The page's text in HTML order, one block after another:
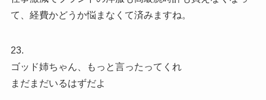
て、経費かどうか悩まなくて済みますね。
23.
ゴッド姉ちゃん、もっと言ったってくれ
まだまだいるはずだよ